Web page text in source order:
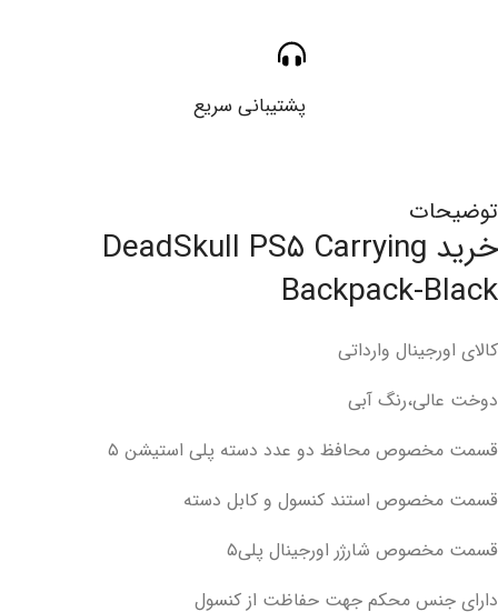
پشتیبانی سریع
توضیحات
خرید DeadSkull PS۵ Carrying
Backpack-Black
کالای اورجینال وارداتی
دوخت عالی،رنگ آبی
قسمت مخصوص محافظ دو عدد دسته پلی استیشن ۵
قسمت مخصوص استند کنسول و کابل دسته
قسمت مخصوص شارژر اورجینال پلی۵
دارای جنس محکم جهت حفاظت از کنسول